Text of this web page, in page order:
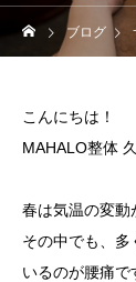
ブログ
こんにちは！
MAHALO整体
春は気温の変動
その中でも、
いるのが腰痛で